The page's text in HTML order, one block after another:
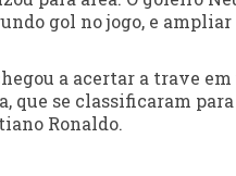
gol no jogo, e ampliar
a acertar a trave
que se classificaram
Ronaldo.